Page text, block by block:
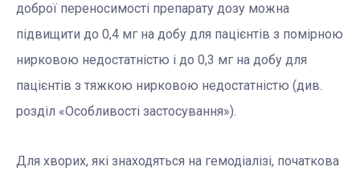
доброї переносимості препарату дозу можна
підвищити до 0,4 мг на добу для пацієнтів з помірною
нирковою недостатністю і до 0,3 мг на добу для
пацієнтів з тяжкою нирковою недостатністю (див.
розділ «Особливості застосування»).
Для хворих, які знаходяться на гемодіалізі, початкова